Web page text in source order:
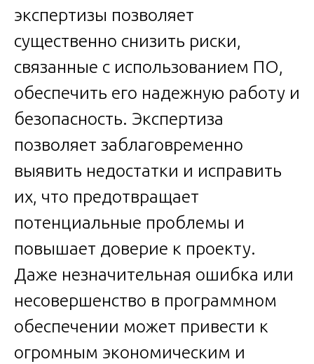
экспертизы позволяет
существенно снизить риски,
связанные с использованием ПО,
обеспечить его надежную работу и
безопасность. Экспертиза
позволяет заблаговременно
выявить недостатки и исправить
их, что предотвращает
потенциальные проблемы и
повышает доверие к проекту.
Даже незначительная ошибка или
несовершенство в программном
обеспечении может привести к
огромным экономическим и